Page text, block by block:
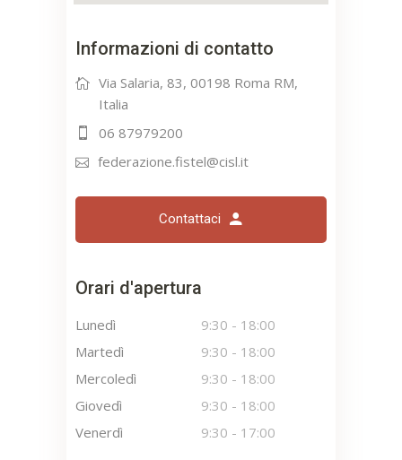
Informazioni di contatto
Via Salaria, 83, 00198 Roma RM,
Italia
06 87979200
federazione.fistel@cisl.it
Contattaci
Orari d'apertura
Lunedì 9:30 - 18:00
Martedì
9:30 - 18:00
Mercoledì
9:30 - 18:00
Giovedì
9:30 - 18:00
Venerdì
9:30 - 17:00